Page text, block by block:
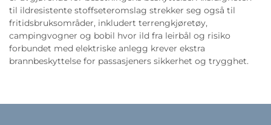
til ildresistente stoffseteromslag strekker seg også til
fritidsbruksområder, inkludert terrengkjøretøy,
campingvogner og bobil hvor ild fra leirbål og risiko
forbundet med elektriske anlegg krever ekstra
brannbeskyttelse for passasjeners sikkerhet og trygghet.